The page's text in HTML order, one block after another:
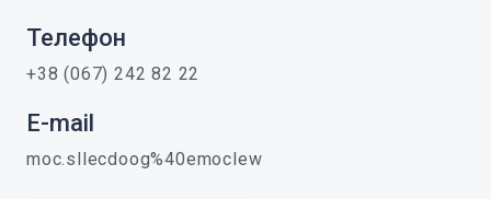
Телефон
+38 (067) 242 82 22
E-mail
moc.sllecdoog%40emoclew